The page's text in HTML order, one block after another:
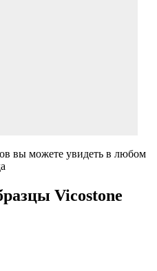
вы можете увидеть в любом
Vicostone